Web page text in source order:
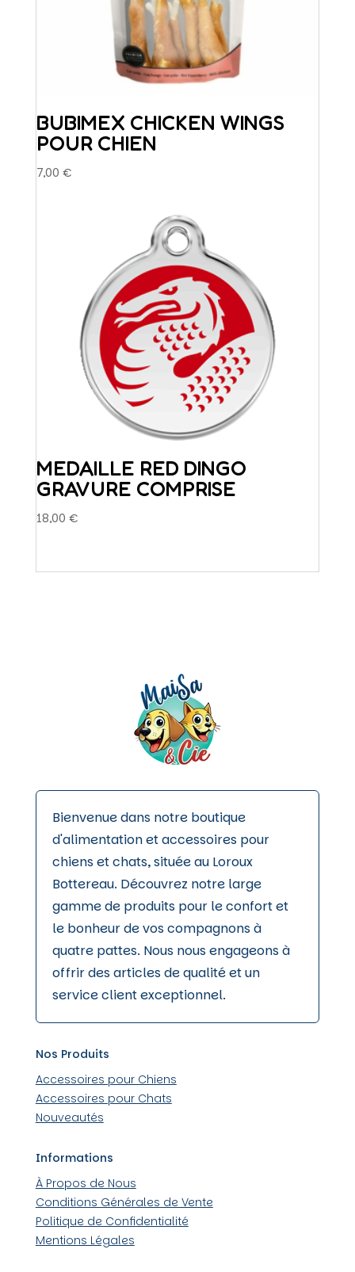
BUBIMEX CHICKEN WINGS
POUR CHIEN
7,00 €
MEDAILLE RED DINGO
GRAVURE COMPRISE
18,00 €
Bienvenue dans notre boutique
d'alimentation et accessoires pour
chiens et chats, située au Loroux
Bottereau. Découvrez notre large
gamme de produits pour le confort et
le bonheur de vos compagnons à
quatre pattes. Nous nous engageons à
offrir des articles de qualité et un
service client exceptionnel.
Nos Produits
Accessoires pour Chiens
Accessoires pour Chats
Nouveautés
Informations
À Propos de Nous
Conditions Générales de Vente
Politique de Confidentialité
Mentions Légales